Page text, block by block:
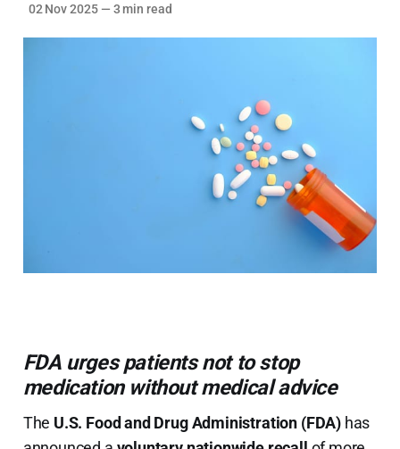
02 Nov 2025 — 3 min read
FDA urges patients not to stop
medication without medical advice
The U.S. Food and Drug Administration (FDA)has